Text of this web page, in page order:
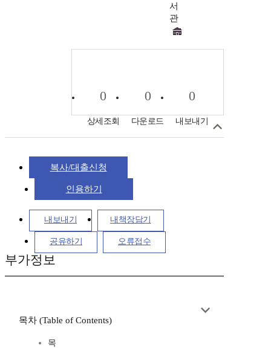
서
관
0
상세조회
0
다운로드
0
내보내기
복사/대출신청
인용하기
내보내기 내책장담기
공유하기 오류접수
부가정보
목차 (Table of Contents)
목